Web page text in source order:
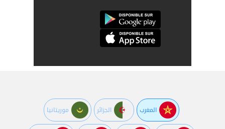
المغرب الجزائر موريتانيا